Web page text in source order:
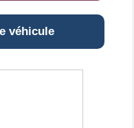
véhicule